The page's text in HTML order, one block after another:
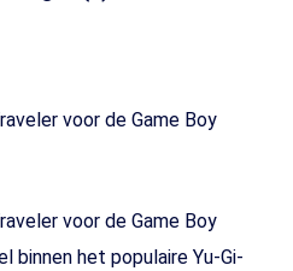
voor de Game Boy
voor de Game Boy
binnen het populaire Yu-Gi-